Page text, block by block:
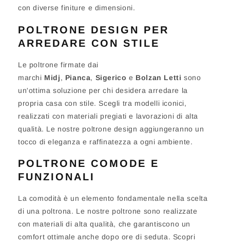
con diverse finiture e dimensioni.
POLTRONE DESIGN PER
ARREDARE CON STILE
Le poltrone firmate dai
marchi Midj, Pianca, Sigerico e Bolzan Letti sono
un'ottima soluzione per chi desidera arredare la
propria casa con stile. Scegli tra modelli iconici,
realizzati con materiali pregiati e lavorazioni di alta
qualità. Le nostre poltrone design aggiungeranno un
tocco di eleganza e raffinatezza a ogni ambiente.
POLTRONE COMODE E
FUNZIONALI
La comodità è un elemento fondamentale nella scelta
di una poltrona. Le nostre poltrone sono realizzate
con materiali di alta qualità, che garantiscono un
comfort ottimale anche dopo ore di seduta. Scopri